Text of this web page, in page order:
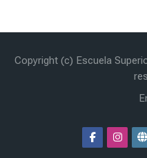
Copyright (c) Escuela